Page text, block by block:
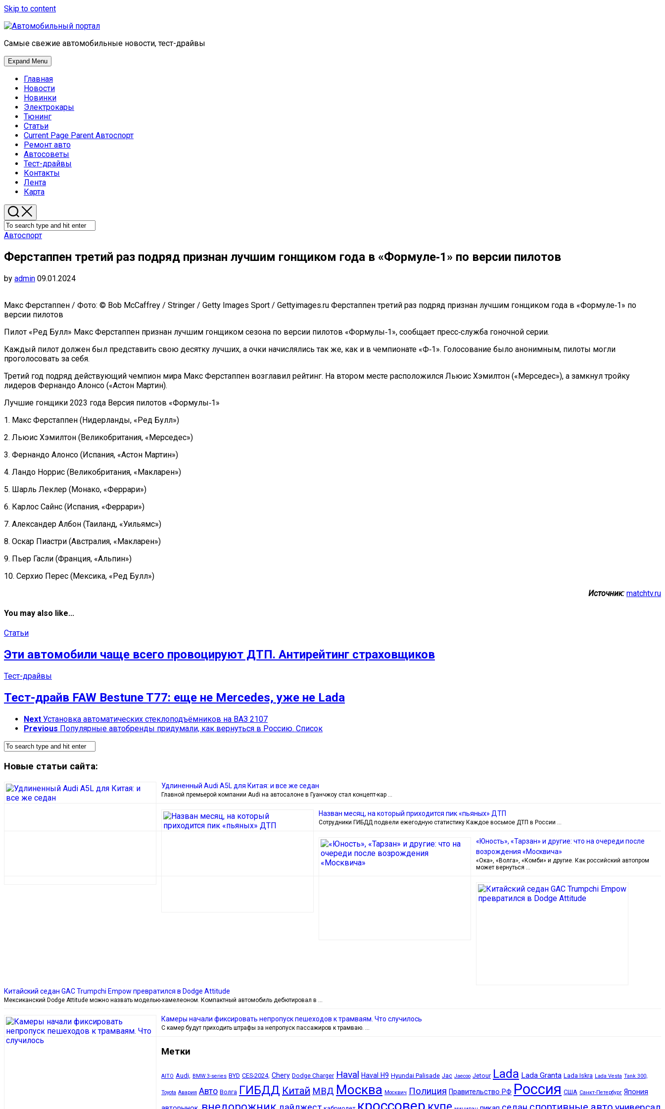
Skip to content
Самые свежие автомобильные новости, тест-драйвы
Expand Menu
Главная
Новости
Новинки
Электрокары
Тюнинг
Статьи
Current Page Parent Автоспорт
Ремонт авто
Автосоветы
Тест-драйвы
Контакты
Лента
Карта
Автоспорт
Ферстаппен третий раз подряд признан лучшим гонщиком года в «Формуле‑1» по версии пилотов
by admin 09.01.2024
Макс Ферстаппен / Фото: © Bob McCaffrey / Stringer / Getty Images Sport / Gettyimages.ru Ферстаппен третий раз подряд признан лучшим гонщиком года в «Формуле‑1» по
версии пилотов
Пилот «Ред Булл» Макс Ферстаппен признан лучшим гонщиком сезона по версии пилотов «Формулы‑1», сообщает пресс‑служба гоночной серии.
Каждый пилот должен был представить свою десятку лучших, а очки начислялись так же, как и в чемпионате «Ф‑1». Голосование было анонимным, пилоты могли
проголосовать за себя.
Третий год подряд действующий чемпион мира Макс Ферстаппен возглавил рейтинг. На втором месте расположился Льюис Хэмилтон («Мерседес»), а замкнул тройку
лидеров Фернандо Алонсо («Астон Мартин).
Лучшие гонщики 2023 года Версия пилотов «Формулы‑1»
1. Макс Ферстаппен (Нидерланды, «Ред Булл»)
2. Льюис Хэмилтон (Великобритания, «Мерседес»)
3. Фернандо Алонсо (Испания, «Астон Мартин»)
4. Ландо Норрис (Великобритания, «Макларен»)
5. Шарль Леклер (Монако, «Феррари»)
6. Карлос Сайнс (Испания, «Феррари»)
7. Александер Албон (Таиланд, «Уильямс»)
8. Оскар Пиастри (Австралия, «Макларен»)
9. Пьер Гасли (Франция, «Альпин»)
10. Серхио Перес (Мексика, «Ред Булл»)
Источник: matchtv.ru
You may also like...
Статьи
Эти автомобили чаще всего провоцируют ДТП. Антирейтинг страховщиков
Тест-драйвы
Тест-драйв FAW Bestune T77: еще не Mercedes, уже не Lada
Next Установка автоматических стеклоподъёмников на ВАЗ 2107
Previous Популярные автобренды придумали, как вернуться в Россию. Список
Новые статьи сайта:
Удлиненный Audi A5L для Китая: и все же седан
Главной премьерой компании Audi на автосалоне в Гуанчжоу стал концепт-кар …
Назван месяц, на который приходится пик «пьяных» ДТП
Сотрудники ГИБДД подвели ежегодную статистику Каждое восьмое ДТП в России …
«Юность», «Тарзан» и другие: что на очереди после
возрождения «Москвича»
«Ока», «Волга», «Комби» и другие. Как российский автопром
может вернуться …
Китайский седан GAC Trumpchi Empow превратился в Dodge Attitude
Мексиканский Dodge Attitude можно назвать моделью-хамелеоном. Компактный автомобиль дебютировал в …
Камеры начали фиксировать непропуск пешеходов к трамваям. Что случилось
С камер будут приходить штрафы за непропуск пассажиров к трамваю. …
Метки
AITO Audi, BMW 3-series BYD CES-2024, Chery Dodge Charger Haval Haval H9 Hyundai Palisade Jac Jaecoo Jetour Lada Lada Granta Lada Iskra Lada Vesta Tank 300,
Toyota Авария Авто Волга ГИБДД Китай МВД Москва Москвич Полиция Правительство РФ Россия США Санкт-Петербург Япония
кроссовер